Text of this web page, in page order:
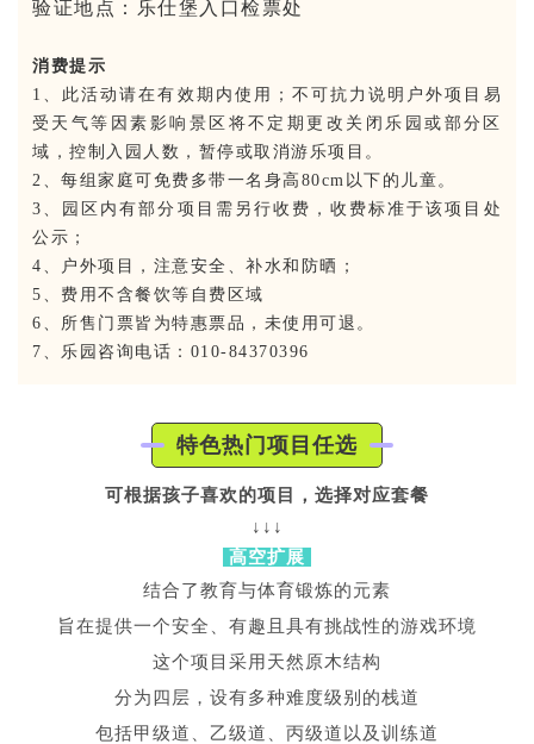
验证地点：乐仕堡入口检票处
消费提示
1、此活动请在有效期内使用；不可抗力说明户外项目易
受天气等因素影响景区将不定期更改关闭乐园或部分区
域，控制入园人数，暂停或取消游乐项目。
2、每组家庭可免费多带一名身高80cm以下的儿童。
3、园区内有部分项目需另行收费，收费标准于该项目处
公示；
4、户外项目，注意安全、补水和防晒；
5、费用不含餐饮等自费区域
6、所售门票皆为特惠票品，未使用可退。
7、乐园咨询电话：010-84370396
特色热门项目任选
可根据孩子喜欢的项目，选择对应套餐
↓↓↓
高空扩展
结合了教育与体育锻炼的元素
旨在提供一个安全、有趣且具有挑战性的游戏环境
这个项目采用天然原木结构
分为四层，设有多种难度级别的栈道
包括甲级道、乙级道、丙级道以及训练道